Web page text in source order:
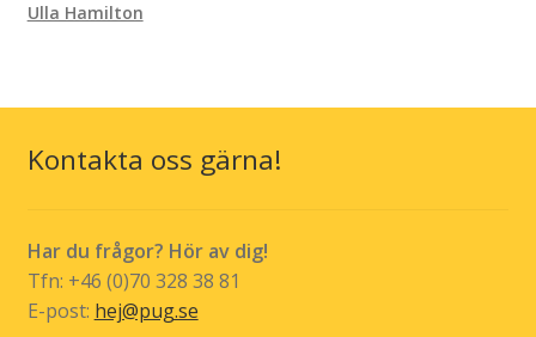
Ulla Hamilton
Kontakta oss gärna!
Har du frågor? Hör av dig!
Tfn: +46 (0)70 328 38 81
E-post: hej@pug.se